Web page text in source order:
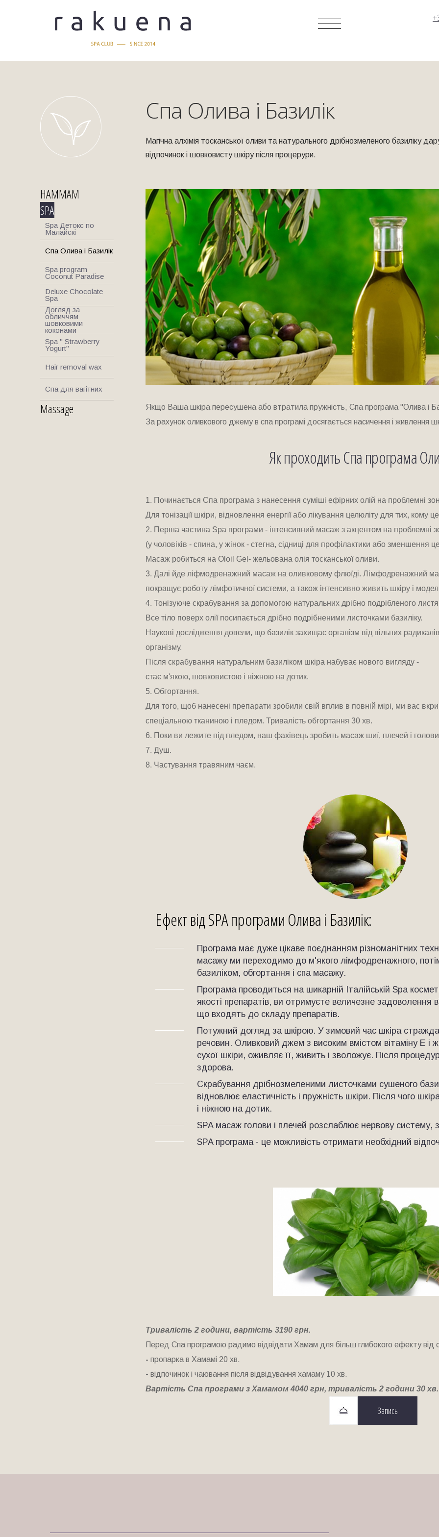
HAMMAM
SPA
Spa Детокс по
Малайскі
Спа Олива і Базилік
Spa program
Coconut Paradise
Deluxe Chocolate
Spa
Догляд за
обличчям
шовковими
коконами
Spa " Strawberry
Yogurt"
Hair removal wax
Спа для вагітних
Massage
Спа Олива і Базилік
Магічна алхімія тосканської оливи та натурального дрібнозмеленого базиліку
відпочинок і шовковисту шкіру після процерури.
Якщо Ваша шкіра пересушена або втратила пружність, Спа програма "Олива і
За рахунок оливкового джему в спа програмі досягається насичення і живлення
Як проходить Спа програма
1. Починається Спа програма з нанесення суміші ефірних олій на проблемні
Для тонізації шкіри, відновлення енергії або лікування целюліту для тих, кому
2. Перша частина Spa програми - інтенсивний масаж з акцентом на проблемні
(у чоловіків - спина, у жінок - стегна, сідниці для профілактики або зменшення
Масаж робиться на Oloil Gel- жельована олія тосканської оливи.
3. Далі йде ліфмодренажний масаж на оливковому флюїді. Лімфодренажний
покращує роботу лімфотичної системи, а також інтенсивно живить шкіру і
4. Тонізуюче скрабування за допомогою натуральних дрібно подрібленого листя
Все тіло поверх олії посипається дрібно подрібненими листочками базиліку.
Наукові дослідження довели, що базилік захищає організм від вільних
організму.
Після скрабування натуральним базиліком шкіра набуває нового вигляду -
стає м'якою, шовковистою і ніжною на дотик.
5. Обгортання.
Для того, щоб нанесені препарати зробили свій вплив в повній мірі, ми вас
спеціальною тканиною і пледом. Тривалість обгортання 30 хв.
6. Поки ви лежите під пледом, наш фахівець зробить масаж шиї, плечей і
7. Душ.
8. Частування травяним чаєм.
Ефект від SPA програми Олива і Базилік:
Програма має дуже цікаве поєднанням різноманітних
масажу ми переходимо до м'якого лімфодренажного,
базиліком, обгортання і спа масажу.
Програма проводиться на шикарній Італійській Spa
якості препаратів, ви отримуєте величезне задоволення
що входять до складу препаратів.
Потужний догляд за шкірою. У зимовий час шкіра
речовин. Оливковий джем з високим вмістом вітаміну E
сухої шкіри, оживляє її, живить і зволожує. Після
здорова.
Скрабування дрібнозмеленими листочками сушеного
відновлює еластичність і пружність шкіри. Після чого
і ніжною на дотик.
SPA масаж голови і плечей розслаблює нервову систему,
SPA програма - це можливість отримати необхідний
Тривалість 2 години, вартість 3190 грн.
Перед Спа програмою радимо відвідати Хамам для більш глибокого ефекту від
- пропарка в Хамамі 20 хв.
- відпочинок і чаювання після відвідування хамаму 10 хв.
Вартість Спа програми з Хамамом 4040 грн, тривалість 2 години 30 хв.
Запись